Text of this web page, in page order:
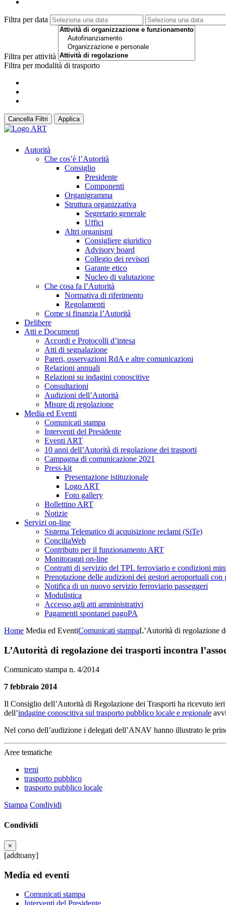
Filtra per data
Filtra per attività
Filtra per modalità di trasporto
Cancella Filtri Applica
Autorità
Che cos’è l’Autorità
Consiglio
Presidente
Componenti
Organigramma
Struttura organizzativa
Segretario generale
Uffici
Altri organismi
Consigliere giuridico
Advisory board
Collegio dei revisori
Garante etico
Nucleo di valutazione
Che cosa fa l’Autorità
Normativa di riferimento
Regolamenti
Come si finanzia l’Autorità
Delibere
Atti e Documenti
Accordi e Protocolli d’intesa
Atti di segnalazione
Pareri, osservazioni RdA e altre comunicazioni
Relazioni annuali
Relazioni su indagini conoscitive
Consultazioni
Audizioni dell’Autorità
Misure di regolazione
Media ed Eventi
Comunicati stampa
Interventi del Presidente
Eventi ART
10 anni dell’Autorità di regolazione dei trasporti
Campagna di comunicazione 2021
Press-kit
Presentazione istituzionale
Logo ART
Foto gallery
Bollettino ART
Notizie
Servizi on-line
Sistema Telematico di acquisizione reclami (SiTe)
ConciliaWeb
Contributo per il funzionamento ART
Monitoraggi on-line
Contratti di servizio del TPL ferroviario e condizioni
Prenotazione delle audizioni dei gestori aeroportuali con
Notifica di un nuovo servizio ferroviario passeggeri
Modulistica
Accesso agli atti amministrativi
Pagamenti spontanei pagoPA
Home Media ed EventiComunicati stampaL’Autorità di regolazione
L’Autorità di regolazione dei trasporti incontra
Comunicato stampa n. 4/2014
7 febbraio 2014
Il Consiglio dell’Autorità di Regolazione dei Trasporti ha ricevuto
dell’indagine conoscitiva sul trasporto pubblico locale e regionale
Nel corso dell’audizione i delegati dell’ANAV hanno illustrato le
Aree tematiche
treni
trasporto pubblico
trasporto pubblico locale
Stampa Condividi
Condividi
×
[addtoany]
Media ed eventi
Comunicati stampa